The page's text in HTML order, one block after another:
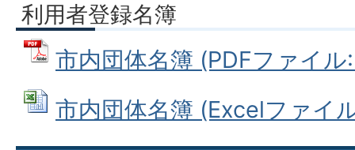
利用者登録名簿
市内団体名簿 (PDFファイ
市内団体名簿 (Excelファイ